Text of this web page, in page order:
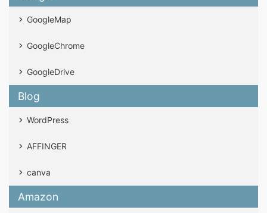
GoogleMap
GoogleChrome
GoogleDrive
Blog
WordPress
AFFINGER
canva
Amazon